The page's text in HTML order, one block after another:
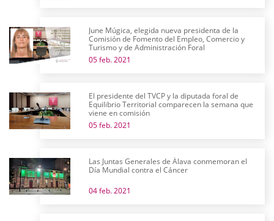
June Múgica, elegida nueva presidenta de la
Comisión de Fomento del Empleo, Comercio y
Turismo y de Administración Foral
05 feb. 2021
El presidente del TVCP y la diputada foral de
Equilibrio Territorial comparecen la semana que
viene en comisión
05 feb. 2021
Las Juntas Generales de Álava conmemoran el
Día Mundial contra el Cáncer
04 feb. 2021